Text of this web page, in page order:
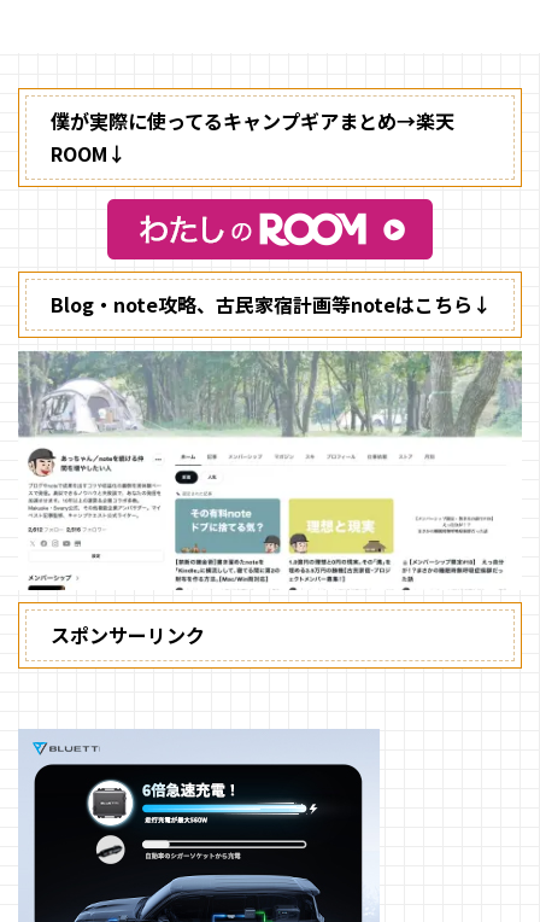
僕が実際に使ってるキャンプギアまとめ→楽天
ROOM↓
Blog・note攻略、古民家宿計画等noteはこちら↓
スポンサーリンク